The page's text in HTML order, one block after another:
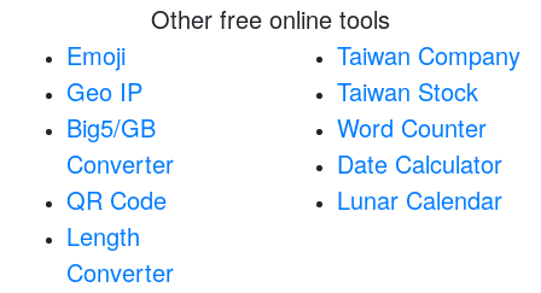
Other free online tools
Emoji
Geo IP
Big5/GB
Converter
QR Code
Length
Converter
Taiwan Company
Taiwan Stock
Word Counter
Date Calculator
Lunar Calendar